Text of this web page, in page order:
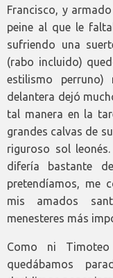
Francisco, y
peine al que le
sufriendo una
(rabo incluido)
estilismo
delantera dejó
tal manera en la
grandes calvas de
riguroso sol
difería bastante
pretendíamos, me
mis amados
menesteres más
Como ni
quedábamos